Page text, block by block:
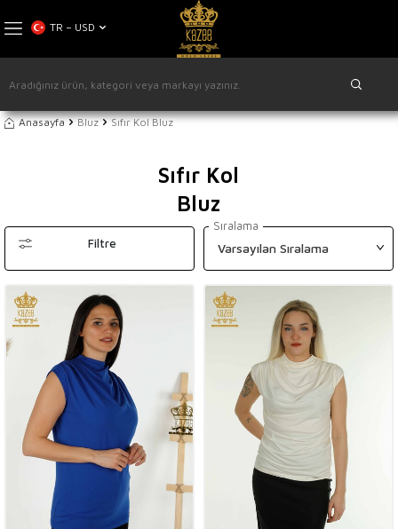
TR − USD
Anasayfa Bluz Sıfır Kol Bluz
Sıfır Kol
Bluz
Filtre
Sıralama